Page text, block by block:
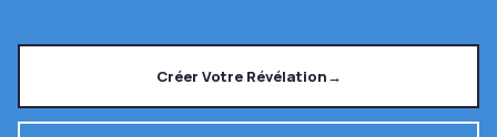
Créer Votre Révélation→